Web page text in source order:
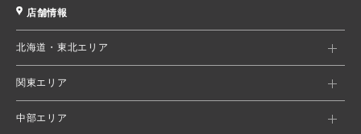
店舗情報
北海道・東北エリア
関東エリア
中部エリア